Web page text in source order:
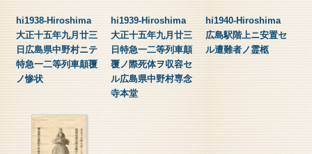
hi1938-Hiroshima
大正十五年九月廿三
日広島県中野村ニテ
特急一二等列車顛覆
ノ惨状
hi1939-Hiroshima
大正十五年九月廿三
日特急一二等列車顛
覆ノ際死体ヲ収容セ
ル広島県中野村専念
寺本堂
hi1940-Hiroshima
広島駅階上ニ安置セ
ル遭難者ノ霊柩